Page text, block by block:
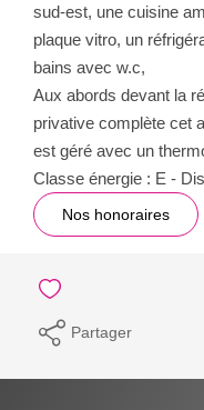
sud-est, une cuisine
plaque vitro, un
bains avec w.c,
Aux abords devant la
privative complète cet
est géré avec un
Classe énergie : E -
Nos honoraires
Partager